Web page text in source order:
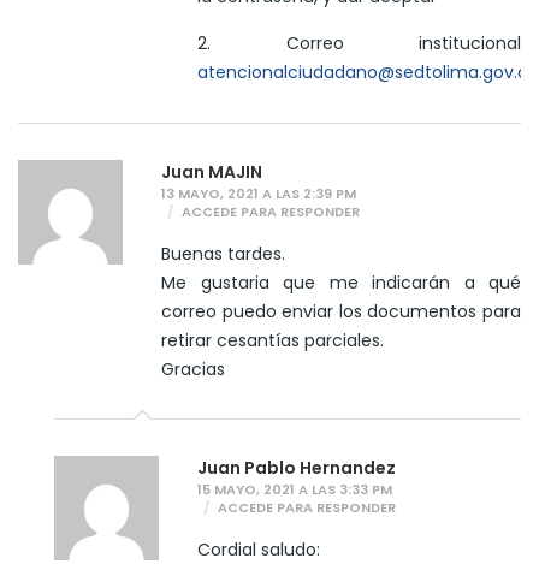
2. Correo institucional
atencionalciudadano@sedtolima.gov.co
Juan MAJIN
13 MAYO, 2021 A LAS 2:39 PM
ACCEDE PARA RESPONDER
Buenas tardes.
Me gustaria que me indicarán a qué
correo puedo enviar los documentos para
retirar cesantías parciales.
Gracias
Juan Pablo Hernandez
15 MAYO, 2021 A LAS 3:33 PM
ACCEDE PARA RESPONDER
Cordial saludo: